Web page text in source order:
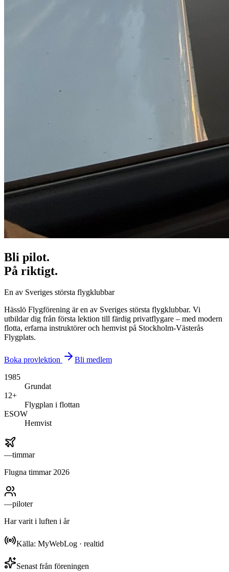
Bli pilot.
På riktigt.
En av Sveriges största flygklubbar
Hässlö Flygförening är en av Sveriges största flygklubbar. Vi
utbildar dig från första lektion till färdig privatflygare – med modern
flotta, erfarna instruktörer och hemvist på Stockholm-Västerås
Flygplats.
Boka provlektion
Bli medlem
1985
Grundat
12+
Flygplan i flottan
ESOW
Hemvist
—timmar
Flugna timmar 2026
—piloter
Har varit i luften i år
Källa: MyWebLog · realtid
Senast från föreningen